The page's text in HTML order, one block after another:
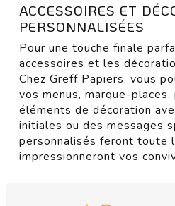
ACCESSOIRES ET
PERSONNALISÉES
Pour une touche finale
accessoires et les
Chez Greff Papiers, vous
vos menus, marque-
éléments de décoration
initiales ou des messages
personnalisés feront toute
impressionneront vos
CONSEILS ET